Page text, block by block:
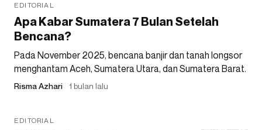
EDITORIAL
Apa Kabar Sumatera 7 Bulan Setelah
Bencana?
Pada November 2025, bencana banjir dan tanah longsor
menghantam Aceh, Sumatera Utara, dan Sumatera Barat.
Risma Azhari 1 bulan lalu
EDITORIAL